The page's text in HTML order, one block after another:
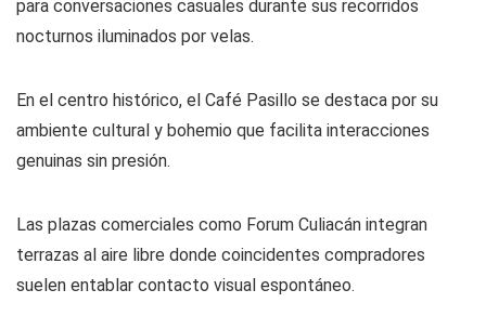
para conversaciones casuales durante sus recorridos
nocturnos iluminados por velas.
En el centro histórico, el Café Pasillo se destaca por su
ambiente cultural y bohemio que facilita interacciones
genuinas sin presión.
Las plazas comerciales como Forum Culiacán integran
terrazas al aire libre donde coincidentes compradores
suelen entablar contacto visual espontáneo.